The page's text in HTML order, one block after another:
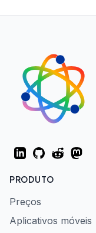
LinkedInGitHubReddit
PRODUTO
Preços
Aplicativos móveis